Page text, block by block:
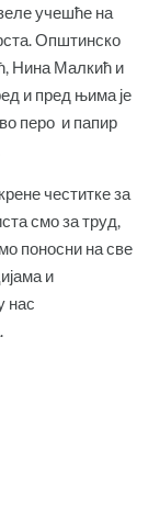
учешће на
Општинско
Нина Малкић и
и пред њима је
перо и папир
честитке за
смо за труд,
поносни на све
и
нас